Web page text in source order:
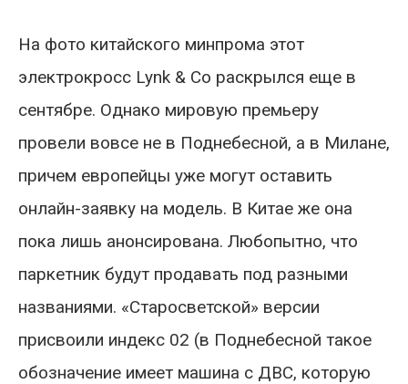
На фото китайского минпрома этот
электрокросс Lynk & Co раскрылся еще в
сентябре. Однако мировую премьеру
провели вовсе не в Поднебесной, а в Милане,
причем европейцы уже могут оставить
онлайн-заявку на модель. В Китае же она
пока лишь анонсирована. Любопытно, что
паркетник будут продавать под разными
названиями. «Старосветской» версии
присвоили индекс 02 (в Поднебесной такое
обозначение имеет машина с ДВС, которую